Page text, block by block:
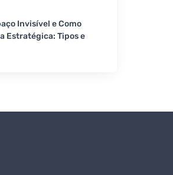
Invisível e Como
Estratégica: Tipos e